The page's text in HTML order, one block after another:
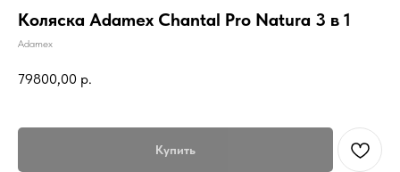
Коляска Adamex Chantal Pro Natura 3 в 1
Adamex
79800,00 р.
Купить